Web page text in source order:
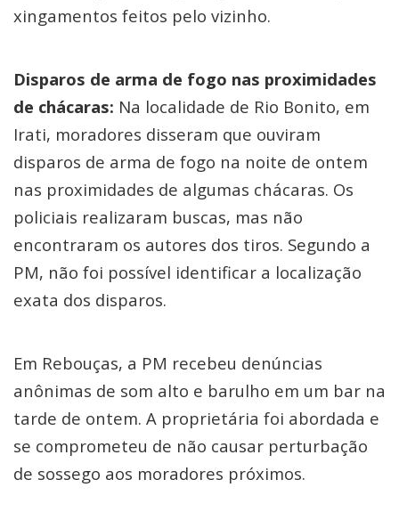
xingamentos feitos pelo vizinho.
Disparos de arma de fogo nas proximidades
de chácaras: Na localidade de Rio Bonito, em
Irati, moradores disseram que ouviram
disparos de arma de fogo na noite de ontem
nas proximidades de algumas chácaras. Os
policiais realizaram buscas, mas não
encontraram os autores dos tiros. Segundo a
PM, não foi possível identificar a localização
exata dos disparos.
Em Rebouças, a PM recebeu denúncias
anônimas de som alto e barulho em um bar na
tarde de ontem. A proprietária foi abordada e
se comprometeu de não causar perturbação
de sossego aos moradores próximos.